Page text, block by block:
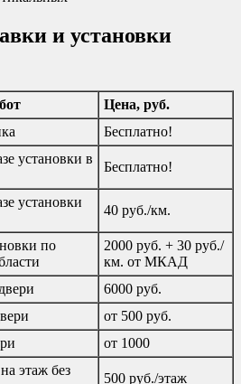
и установки
Цена, руб.
Бесплатно!
установки в
Бесплатно!
установки
40 руб./км.
по
2000 руб. + 30 руб./
км. от МКАД
6000 руб.
от 500 руб.
от 1000
этаж без
500 руб./этаж